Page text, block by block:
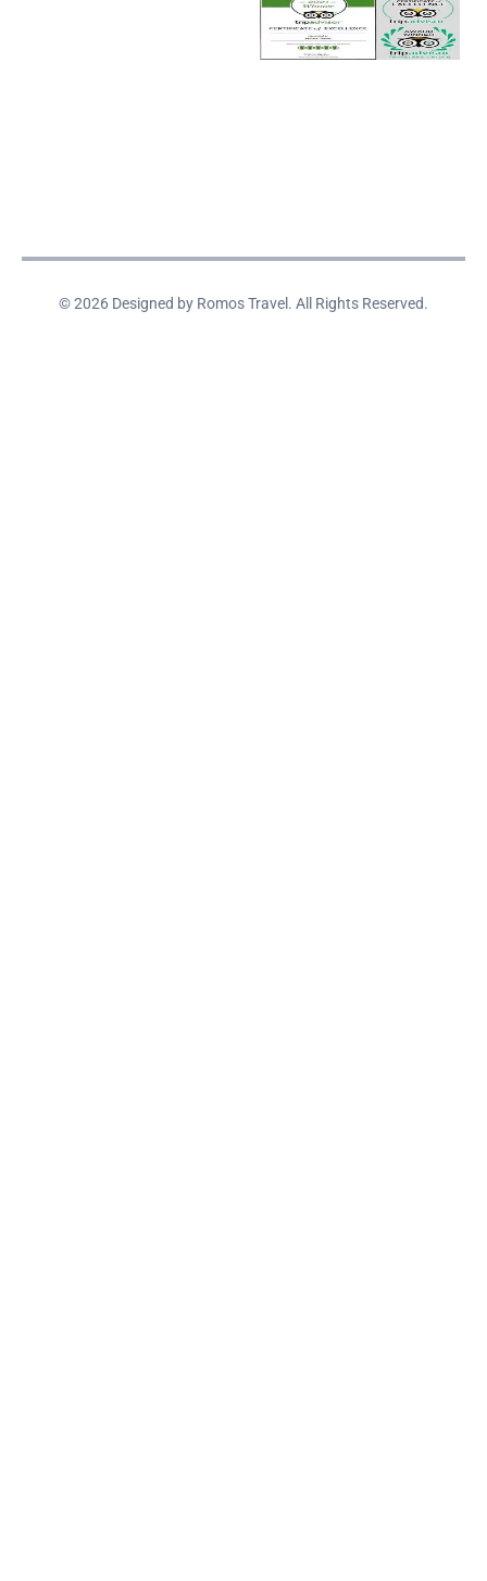
© 2026 Designed by Romos Travel. All Rights Reserved.